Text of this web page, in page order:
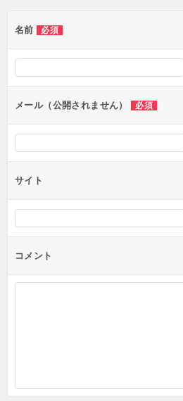
ー
シ
ョ
ン
名前 必須
メール（公開されません） 必須
サイト
コメント